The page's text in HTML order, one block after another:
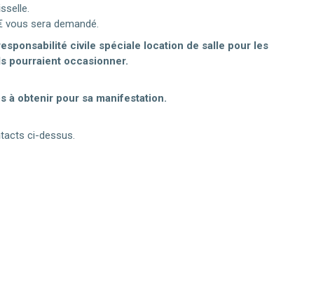
sera demandé.
civile spéciale location de salle pour les
pourraient occasionner.
à obtenir pour sa manifestation.
ci-dessus.